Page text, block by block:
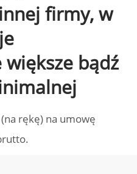
firmy, w
bądź
rękę) na umowę